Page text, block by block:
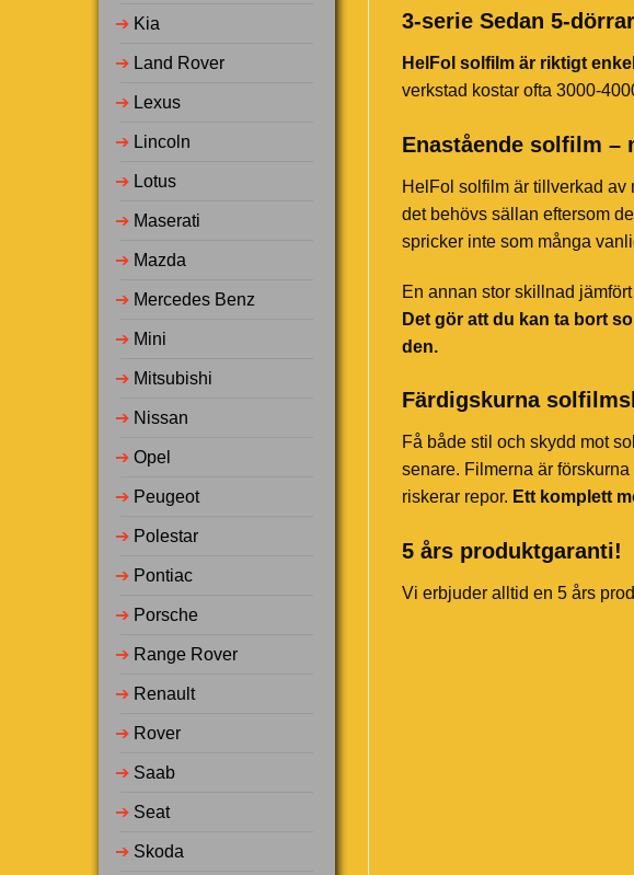
➔ Kia
➔ Land Rover
➔ Lexus
➔ Lincoln
➔ Lotus
➔ Maserati
➔ Mazda
➔ Mercedes Benz
➔ Mini
➔ Mitsubishi
➔ Nissan
➔ Opel
➔ Peugeot
➔ Polestar
➔ Pontiac
➔ Porsche
➔ Range Rover
➔ Renault
➔ Rover
➔ Saab
➔ Seat
➔ Skoda
3-serie Sedan 5-
HelFol solfilm är riktigt
verkstad kostar ofta 3000-
Enastående solfilm –
HelFol solfilm är tillverkad av
det behövs sällan eftersom
spricker inte som många
En annan stor skillnad
Det gör att du kan ta bort
den.
Färdigskurna
Få både stil och skydd mot
senare. Filmerna är
riskerar repor. Ett komplett
5 års produktgaranti!
Vi erbjuder alltid en 5 års